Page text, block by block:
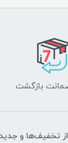
از تخفیف‌ها و